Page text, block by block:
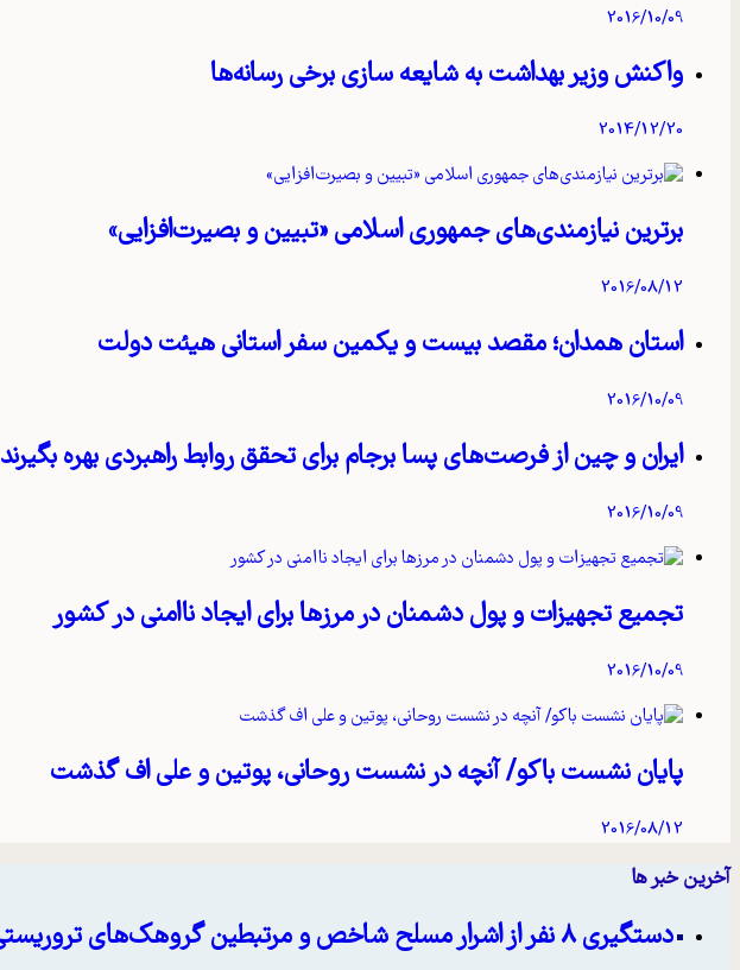
2016/10/09
واکنش وزیر بهداشت به شایعه‌ سازی برخی رسانه‌ها
2014/12/20
برترین نیازمندی‌های جمهوری اسلامی «تبیین و بصیرت‌افزایی»
2016/08/12
استان همدان؛ مقصد بیست و یکمین سفر استانی هیئت دولت
2016/10/09
ایران و چین از فرصت‌های پسا برجام برای تحقق روابط راهبردی بهره بگیرند
2016/10/09
تجمیع تجهیزات و پول دشمنان در مرزها برای ایجاد ناامنی در کشور
2016/10/09
پایان نشست باکو/ آنچه در نشست روحانی، پوتین و علی اف گذشت
2016/08/12
آخرین خبر ها
دستگیری ۸ نفر از اشرار مسلح شاخص و مرتبطین گروهک‌های تروریستی